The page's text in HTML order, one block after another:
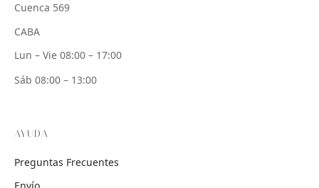
Cuenca 569
CABA
Lun – Vie 08:00 – 17:00
Sáb 08:00 – 13:00
AYUDA
Preguntas Frecuentes